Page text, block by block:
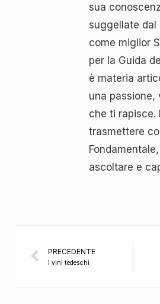
sua
suggellate dal
come miglior
per la Guida
è materia
una passione,
che ti rapisce.
trasmettere
ascoltare e
PRECEDENTE
I vini tedeschi